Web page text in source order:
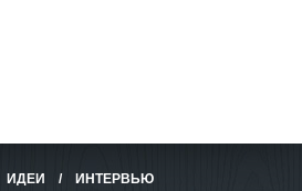
ИДЕИ / ИНТЕРВЬЮ